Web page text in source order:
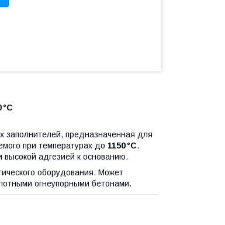
заполнителей, предназначенная для
при температурах до 1150 °C.
адгезией к основанию.
оборудования. Может
огнеупорными бетонами.